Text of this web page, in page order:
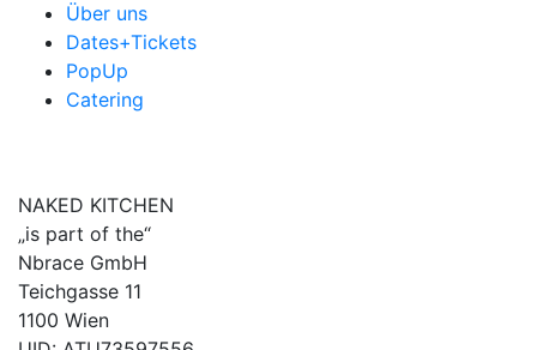
Über uns
Dates+Tickets
PopUp
Catering
NAKED KITCHEN
„is part of the“
Nbrace GmbH
Teichgasse 11
1100 Wien